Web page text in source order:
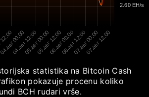
00:00
04.авг 12:0005.авг 00:0005.авг 12:0006.авг 00:0006.авг 12:0007.авг 00:00
07.авг 12:00
2.60 EH/s
statistika na Bitcoin Cash
pokazuje procenu koliko
BCH rudari vrše.